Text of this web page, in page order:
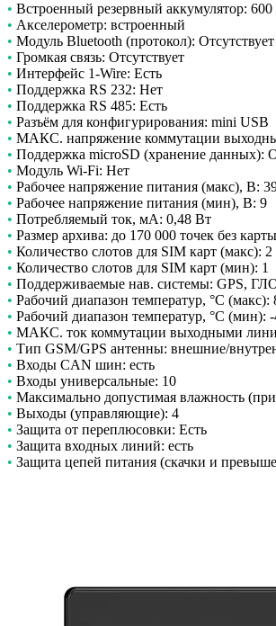
• Встроенный резервный аккумулятор:
• Акселерометр: встроенный
• Модуль Bluetooth (протокол): Отсутствует
• Громкая связь: Отсутствует
• Интерфейс 1-Wire: Есть
• Поддержка RS 232: Нет
• Поддержка RS 485: Есть
• Разъём для конфигурирования: mini USB
• МАКС. напряжение коммутации
• Поддержка microSD (хранение данных):
• Модуль Wi-Fi: Нет
• Рабочее напряжение питания (макс), В:
• Рабочее напряжение питания (мин), В: 9
• Потребляемый ток, мА: 0,48 Вт
• Размер архива: до 170 000 точек без
• Количество слотов для SIM карт (макс): 2
• Количество слотов для SIM карт (мин): 1
• Поддерживаемые нав. системы: GPS,
• Рабочий диапазон температур, °C (макс):
• Рабочий диапазон температур, °C (мин): -
• МАКС. ток коммутации выходными
• Тип GSM/GPS антенны: внешние/
• Входы CAN шин: есть
• Входы универсальные: 10
• Максимально допустимая влажность
• Выходы (управляющие): 4
• Защита от переплюсовки: Есть
• Защита входных линий: есть
• Защита цепей питания (скачки и